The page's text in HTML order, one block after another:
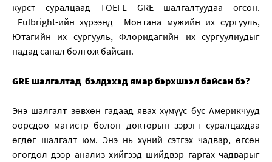
курст суралцаад TOEFL GRE шалгалтуудаа өгсөн.
Fulbright-ийн хүрээнд Монтана мужийн их сургууль,
Ютагийн их сургууль, Флоридагийн их сургуулиудыг
надад санал болгож байсан.
GRE шалгалтад бэлдэхэд ямар бэрхшээл байсан бэ?
Энэ шалгалт зөвхөн гадаад явах хүмүүс бус Америкчууд
өөрсдөө магистр болон докторын зэрэгт суралцахдаа
өгдөг шалгалт юм. Энэ нь хүний сэтгэх чадвар, өгсөн
өгөгдөл дээр анализ хийгээд шийдвэр гаргах чадварыг